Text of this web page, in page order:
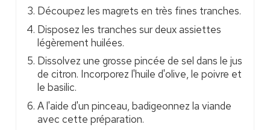
Découpez les magrets en très fines tranches.
Disposez les tranches sur deux assiettes
légèrement huilées.
Dissolvez une grosse pincée de sel dans le jus
de citron. Incorporez l'huile d'olive, le poivre et
le basilic.
A l'aide d'un pinceau, badigeonnez la viande
avec cette préparation.